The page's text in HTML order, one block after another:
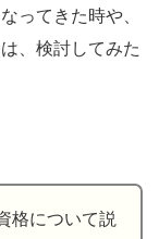
ってきた時や、
、検討してみた
格について説